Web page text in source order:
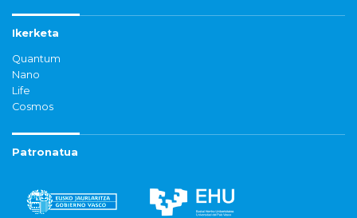
Ikerketa
Quantum
Nano
Life
Cosmos
Patronatua